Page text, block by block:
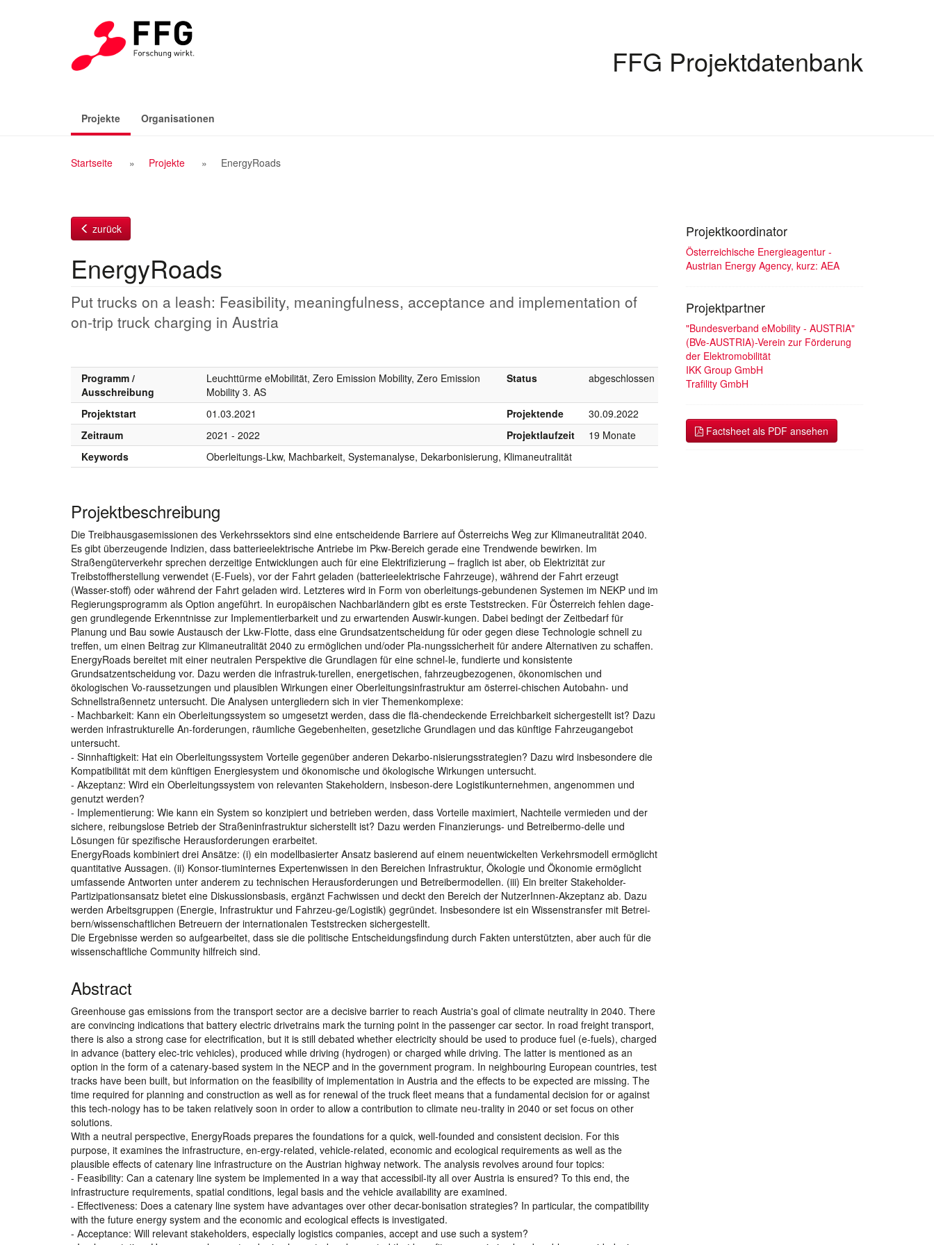
FFG Projektdatenbank
Projekte(aktiv)Organisationen
Breadcrumb
Startseite Projekte EnergyRoads
zurück
EnergyRoads
Put trucks on a leash: Feasibility, meaningfulness, acceptance and implementation of
on-trip truck charging in Austria
Programm /
Ausschreibung
Leuchttürme eMobilität, Zero Emission Mobility, Zero Emission
Mobility 3. AS
Status abgeschlossen
Projektstart 01.03.2021 Projektende
30.09.2022
Zeitraum
2021 - 2022 Projektlaufzeit
19 Monate
Keywords
Oberleitungs-Lkw, Machbarkeit, Systemanalyse, Dekarbonisierung, Klimaneutralität
Projektbeschreibung
Die Treibhausgasemissionen des Verkehrssektors sind eine entscheidende Barriere auf Österreichs Weg zur Klimaneutralität 2040.
Es gibt überzeugende Indizien, dass batterieelektrische Antriebe im Pkw-Bereich gerade eine Trendwende bewirken. Im
Straßengüterverkehr sprechen derzeitige Entwicklungen auch für eine Elektrifizierung – fraglich ist aber, ob Elektrizität zur
Treibstoffherstellung verwendet (E-Fuels), vor der Fahrt geladen (batterieelektrische Fahrzeuge), während der Fahrt erzeugt
(Wasser-stoff) oder während der Fahrt geladen wird. Letzteres wird in Form von oberleitungs-gebundenen Systemen im NEKP und im
Regierungsprogramm als Option angeführt. In europäischen Nachbarländern gibt es erste Teststrecken. Für Österreich fehlen dage-
gen grundlegende Erkenntnisse zur Implementierbarkeit und zu erwartenden Auswir-kungen. Dabei bedingt der Zeitbedarf für
Planung und Bau sowie Austausch der Lkw-Flotte, dass eine Grundsatzentscheidung für oder gegen diese Technologie schnell zu
treffen, um einen Beitrag zur Klimaneutralität 2040 zu ermöglichen und/oder Pla-nungssicherheit für andere Alternativen zu schaffen.
EnergyRoads bereitet mit einer neutralen Perspektive die Grundlagen für eine schnel-le, fundierte und konsistente
Grundsatzentscheidung vor. Dazu werden die infrastruk-turellen, energetischen, fahrzeugbezogenen, ökonomischen und
ökologischen Vo-raussetzungen und plausiblen Wirkungen einer Oberleitungsinfrastruktur am österrei-chischen Autobahn- und
Schnellstraßennetz untersucht. Die Analysen untergliedern sich in vier Themenkomplexe:
- Machbarkeit: Kann ein Oberleitungssystem so umgesetzt werden, dass die flä-chendeckende Erreichbarkeit sichergestellt ist? Dazu
werden infrastrukturelle An-forderungen, räumliche Gegebenheiten, gesetzliche Grundlagen und das künftige Fahrzeugangebot
untersucht.
- Sinnhaftigkeit: Hat ein Oberleitungssystem Vorteile gegenüber anderen Dekarbo-nisierungsstrategien? Dazu wird insbesondere die
Kompatibilität mit dem künftigen Energiesystem und ökonomische und ökologische Wirkungen untersucht.
- Akzeptanz: Wird ein Oberleitungssystem von relevanten Stakeholdern, insbeson-dere Logistikunternehmen, angenommen und
genutzt werden?
- Implementierung: Wie kann ein System so konzipiert und betrieben werden, dass Vorteile maximiert, Nachteile vermieden und der
sichere, reibungslose Betrieb der Straßeninfrastruktur sicherstellt ist? Dazu werden Finanzierungs- und Betreibermo-delle und
Lösungen für spezifische Herausforderungen erarbeitet.
EnergyRoads kombiniert drei Ansätze: (i) ein modellbasierter Ansatz basierend auf einem neuentwickelten Verkehrsmodell ermöglicht
quantitative Aussagen. (ii) Konsor-tiuminternes Expertenwissen in den Bereichen Infrastruktur, Ökologie und Ökonomie ermöglicht
umfassende Antworten unter anderem zu technischen Herausforderungen und Betreibermodellen. (iii) Ein breiter Stakeholder-
Partizipationsansatz bietet eine Diskussionsbasis, ergänzt Fachwissen und deckt den Bereich der NutzerInnen-Akzeptanz ab. Dazu
werden Arbeitsgruppen (Energie, Infrastruktur und Fahrzeu-ge/Logistik) gegründet. Insbesondere ist ein Wissenstransfer mit Betrei-
bern/wissenschaftlichen Betreuern der internationalen Teststrecken sichergestellt.
Die Ergebnisse werden so aufgearbeitet, dass sie die politische Entscheidungsfindung durch Fakten unterstützten, aber auch für die
wissenschaftliche Community hilfreich sind.
Abstract
Greenhouse gas emissions from the transport sector are a decisive barrier to reach Austria's goal of climate neutrality in 2040. There
are convincing indications that battery electric drivetrains mark the turning point in the passenger car sector. In road freight transport,
there is also a strong case for electrification, but it is still debated whether electricity should be used to produce fuel (e-fuels), charged
in advance (battery elec-tric vehicles), produced while driving (hydrogen) or charged while driving. The latter is mentioned as an
option in the form of a catenary-based system in the NECP and in the government program. In neighbouring European countries, test
tracks have been built, but information on the feasibility of implementation in Austria and the effects to be expected are missing. The
time required for planning and construction as well as for renewal of the truck fleet means that a fundamental decision for or against
this tech-nology has to be taken relatively soon in order to allow a contribution to climate neu-trality in 2040 or set focus on other
solutions.
With a neutral perspective, EnergyRoads prepares the foundations for a quick, well-founded and consistent decision. For this
purpose, it examines the infrastructure, en-ergy-related, vehicle-related, economic and ecological requirements as well as the
plausible effects of catenary line infrastructure on the Austrian highway network. The analysis revolves around four topics:
- Feasibility: Can a catenary line system be implemented in a way that accessibil-ity all over Austria is ensured? To this end, the
infrastructure requirements, spatial conditions, legal basis and the vehicle availability are examined.
- Effectiveness: Does a catenary line system have advantages over other decar-bonisation strategies? In particular, the compatibility
with the future energy system and the economic and ecological effects is investigated.
- Acceptance: Will relevant stakeholders, especially logistics companies, accept and use such a system?
Projektkoordinator
Österreichische Energieagentur -
Austrian Energy Agency, kurz: AEA
Projektpartner
"Bundesverband eMobility - AUSTRIA"
(BVe-AUSTRIA)-Verein zur Förderung
der Elektromobilität
IKK Group GmbH
Trafility GmbH
Factsheet als PDF ansehen